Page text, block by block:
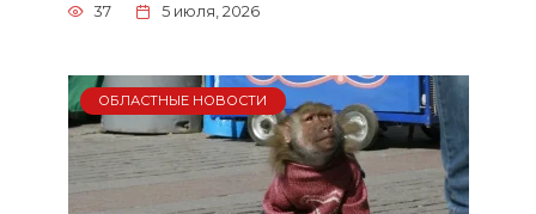
37 5 июля, 2026
ОБЛАСТНЫЕ НОВОСТИ